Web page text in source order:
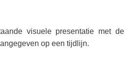
visuele presentatie met de
op een tijdlijn.